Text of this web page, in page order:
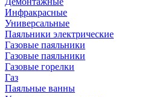
Инфракрасные
Универсальные
Паяльники электрические
Газовые паяльники
Газовые паяльники
Газовые горелки
Газ
Паяльные ванны